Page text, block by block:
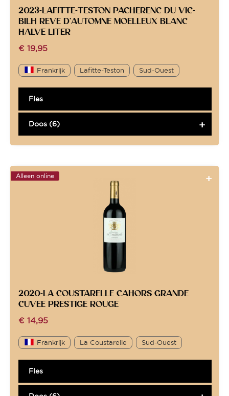
2023-LAFITTE-TESTON PACHERENC DU VIC-
BILH REVE D’AUTOMNE MOELLEUX BLANC
HALVE LITER
€ 19,95
Frankrijk Lafitte-Teston Sud-Ouest
Fles
Doos (6)
Alleen online
2020-LA COUSTARELLE CAHORS GRANDE
CUVEE PRESTIGE ROUGE
€ 14,95
Frankrijk La Coustarelle Sud-Ouest
Fles